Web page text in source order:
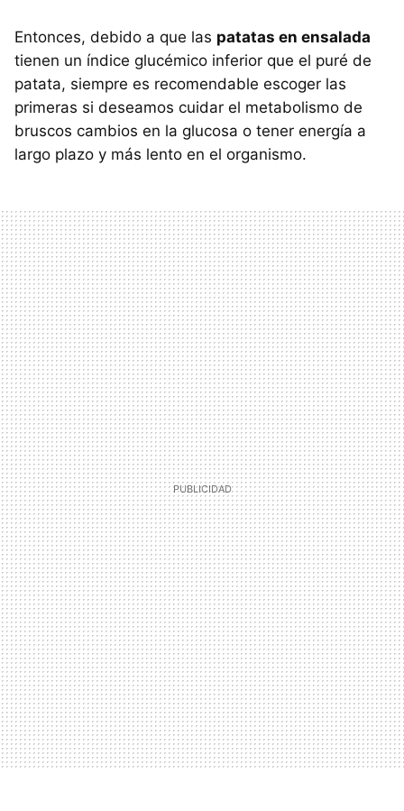
Entonces, debido a que las patatas en ensalada
tienen un índice glucémico inferior que el puré de
patata, siempre es recomendable escoger las
primeras si deseamos cuidar el metabolismo de
bruscos cambios en la glucosa o tener energía a
largo plazo y más lento en el organismo.